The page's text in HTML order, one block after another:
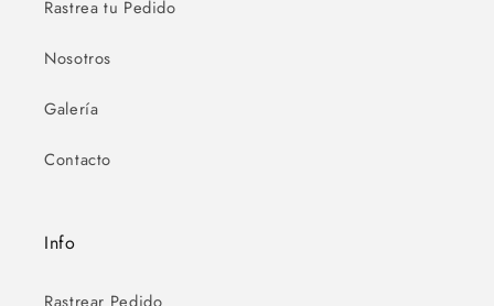
Rastrea tu Pedido
Nosotros
Galería
Contacto
Info